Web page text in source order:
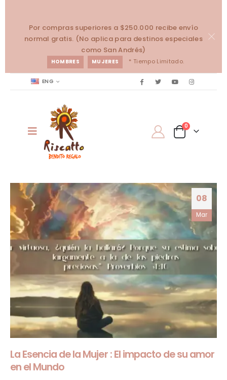
Por compras superiores a $250.000 recibe envío
normal gratis. (No aplica para destinos especiales
como San Andrés)
HOMBRES MUJERES * Tiempo Limitado.
ENG
0
08
Mar
La Esencia de la Mujer : El impacto de su amor
en el Mundo